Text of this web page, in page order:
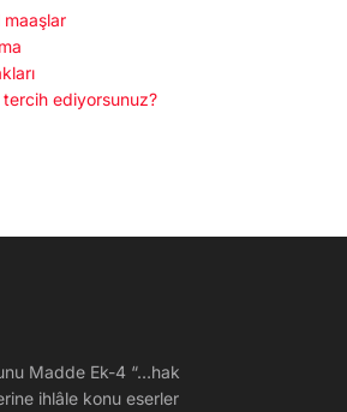
tercih ediyorsunuz?
Madde Ek-4 “…hak
ihlâle konu eserler